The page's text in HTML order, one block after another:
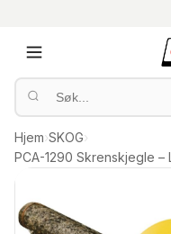
Hjem›SKOG›
PCA-1290 Skrenskjegle